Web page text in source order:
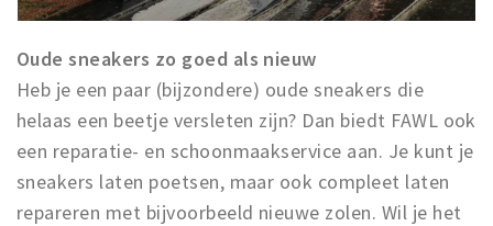
Oude sneakers zo goed als nieuw
Heb je een paar (bijzondere) oude sneakers die
helaas een beetje versleten zijn? Dan biedt FAWL ook
een reparatie- en schoonmaakservice aan. Je kunt je
sneakers laten poetsen, maar ook compleet laten
repareren met bijvoorbeeld nieuwe zolen. Wil je het